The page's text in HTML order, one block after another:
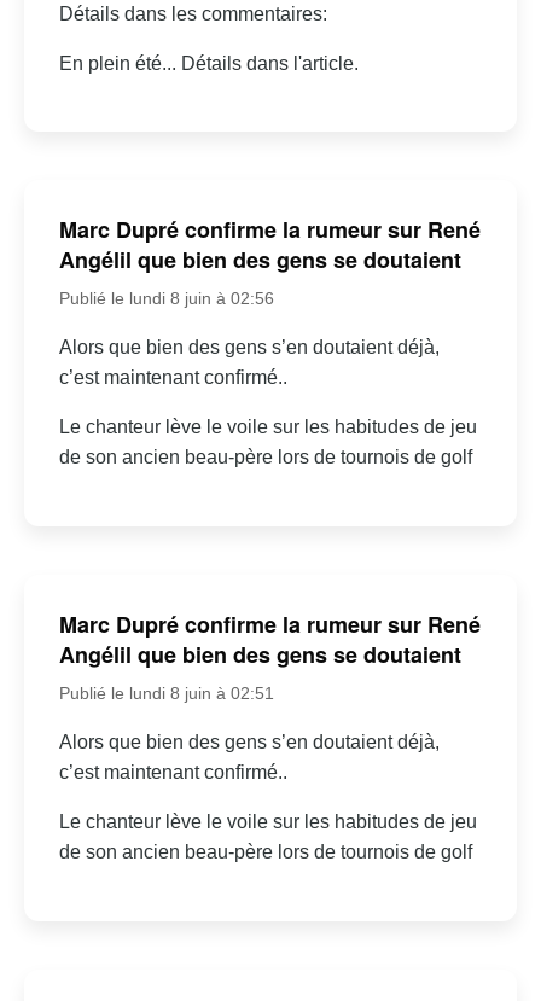
Détails dans les commentaires:
En plein été... Détails dans l'article.
Marc Dupré confirme la rumeur sur René
Angélil que bien des gens se doutaient
Publié le lundi 8 juin à 02:56
Alors que bien des gens s’en doutaient déjà,
c’est maintenant confirmé..
Le chanteur lève le voile sur les habitudes de jeu
de son ancien beau-père lors de tournois de golf
Marc Dupré confirme la rumeur sur René
Angélil que bien des gens se doutaient
Publié le lundi 8 juin à 02:51
Alors que bien des gens s’en doutaient déjà,
c’est maintenant confirmé..
Le chanteur lève le voile sur les habitudes de jeu
de son ancien beau-père lors de tournois de golf